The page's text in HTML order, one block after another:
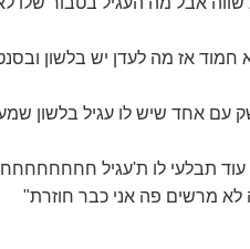
חמוד אז מה לעדן יש בלשון
עם אחד שיש לו עגיל בלשון
עוד תבלעי לו ת'עגיל
לא מרשים פה אני כבר חוזרת"